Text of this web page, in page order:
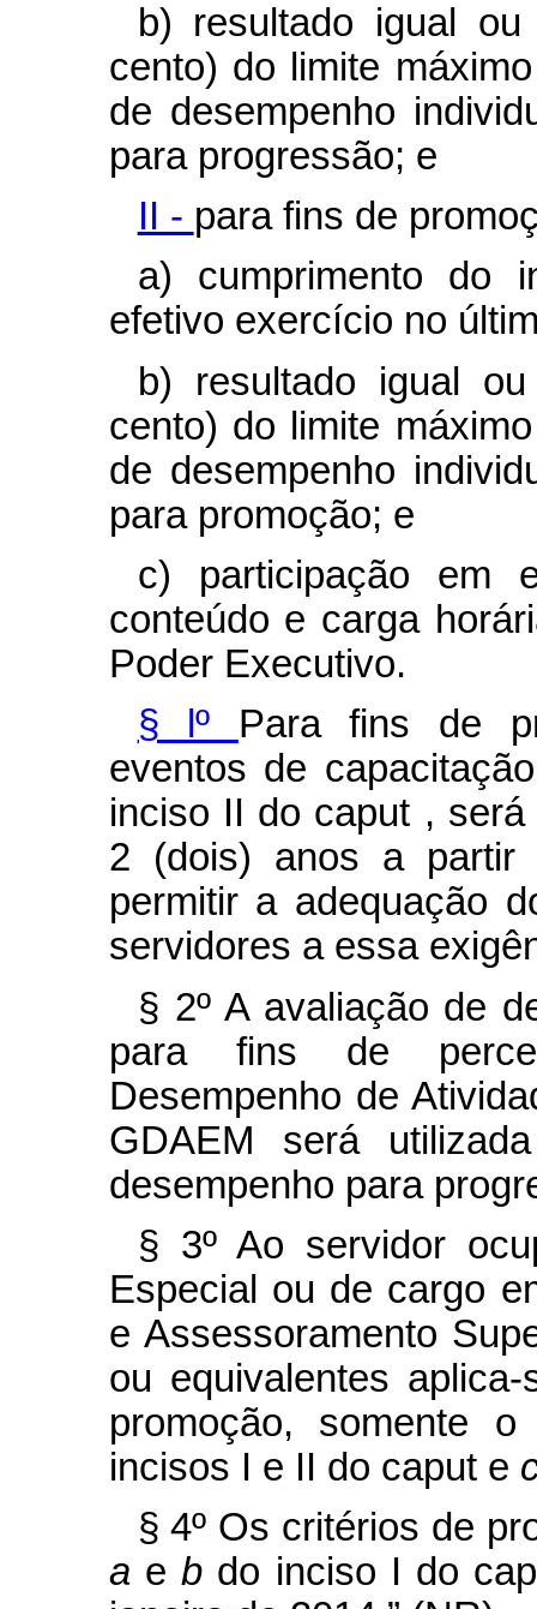
b) resultado igual
cento) do limite
de desempenho
para progressão; e
II - para fins de
a) cumprimento do
efetivo exercício no
b) resultado igual
cento) do limite
de desempenho
para promoção; e
c) participação em
conteúdo e carga
Poder Executivo.
§ lº Para fins de
eventos de
inciso II do caput , será
2 (dois) anos a partir
permitir a adequação
servidores a essa
§ 2º A avaliação de
para fins de
Desempenho de
GDAEM será
desempenho para
§ 3º Ao servidor
Especial ou de cargo
e Assessoramento
ou equivalentes
promoção, somente
incisos I e II do caput e
§ 4º Os critérios de
a eb do inciso I do